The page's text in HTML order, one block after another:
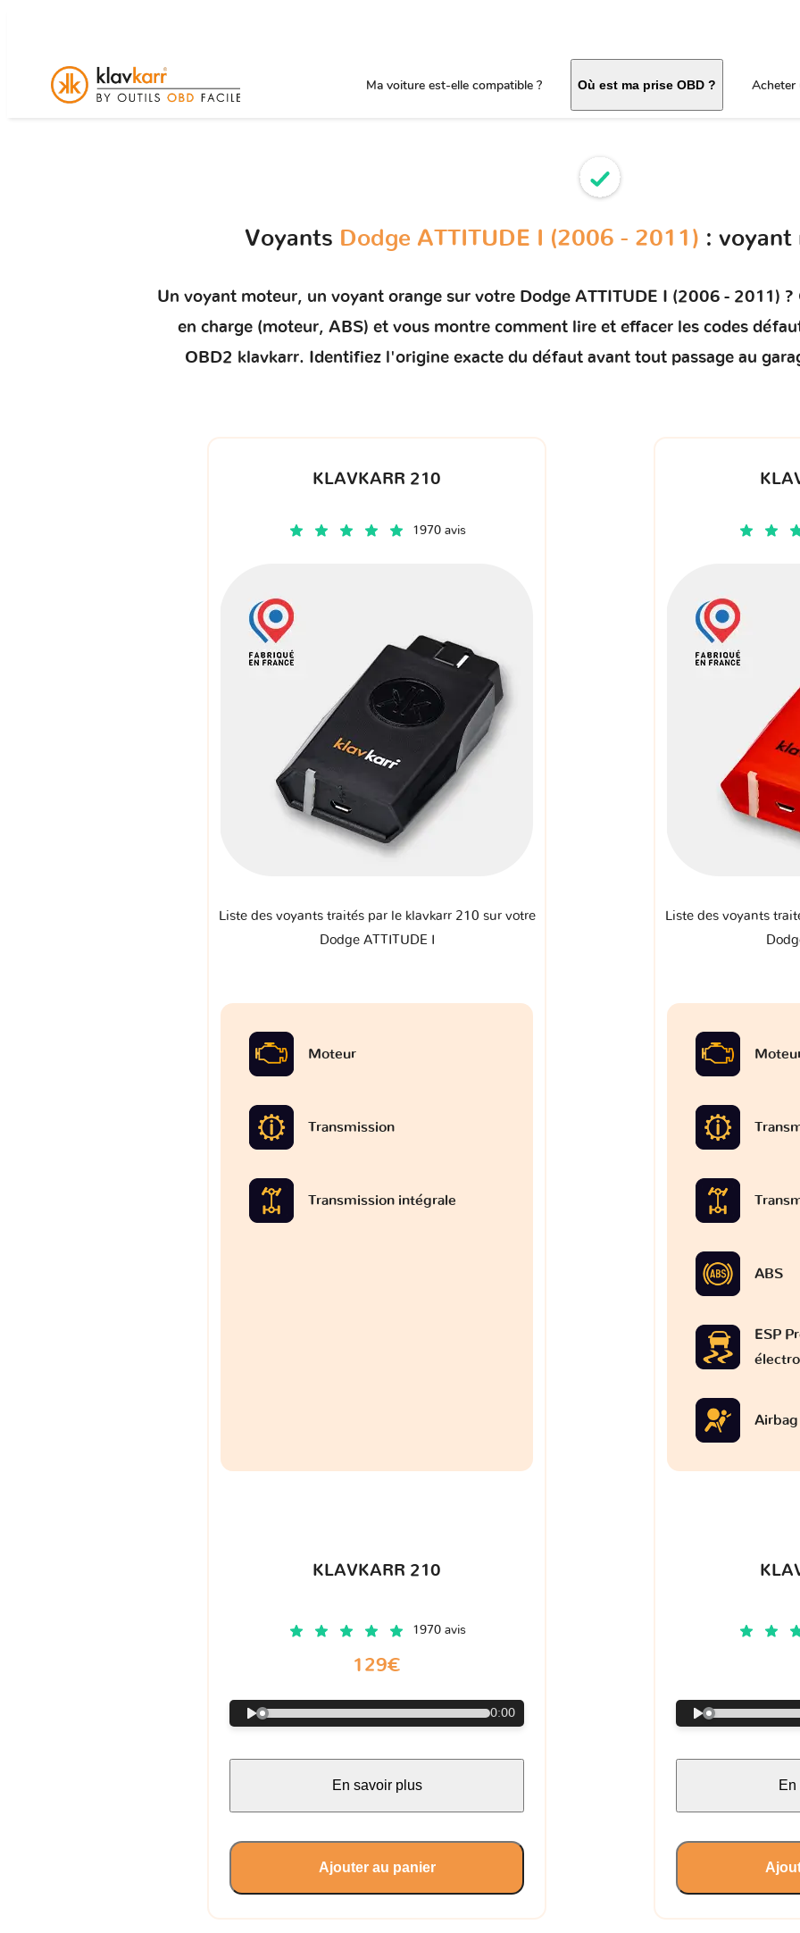
Ma voiture est-elle compatible ? Où est ma prise OBD ? Acheter
Voyants Dodge ATTITUDE I (2006 - 2011) : voyant
Un voyant moteur, un voyant orange sur votre Dodge ATTITUDE I (2006 - 2011) ?
en charge (moteur, ABS) et vous montre comment lire et effacer les codes
OBD2 klavkarr. Identifiez l'origine exacte du défaut avant tout passage au
KLAVKARR 210
1970 avis
Liste des voyants traités par le klavkarr 210 sur votre
Dodge ATTITUDE I
Moteur
Transmission
Transmission intégrale
KLAVKARR 210
1970 avis
129€
0:00
En savoir plus
Ajouter au panier
Liste des voyants
ABS
ESP
Airbag